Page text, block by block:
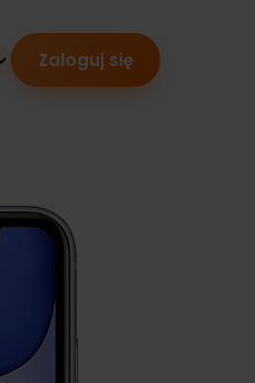
Zaloguj się